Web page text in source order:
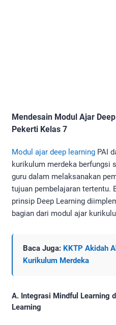
Mendesain Modul Ajar
Pekerti Kelas 7
Modul ajar deep learning PAI
kurikulum merdeka berfungsi
guru dalam melaksanakan
tujuan pembelajaran tertentu.
prinsip Deep Learning
bagian dari modul ajar
Baca Juga: KKTP Akidah
Kurikulum Merdeka
A. Integrasi Mindful Learning
Learning